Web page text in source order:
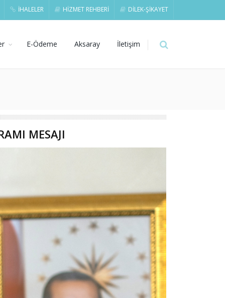
İHALELER HİZMET REHBERİ DİLEK-ŞİKAYET
E-Ödeme Aksaray İletişim
MESAJI